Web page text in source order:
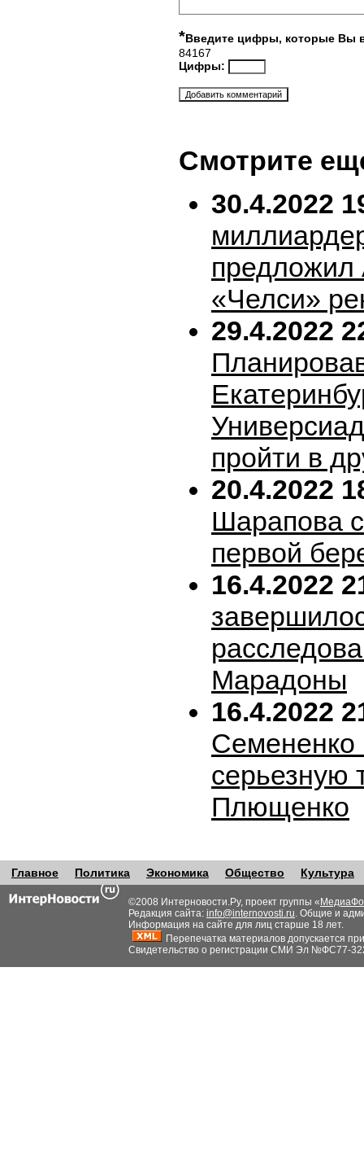
*Введите цифры, которые Вы
84167
Цифры:
Смотрите
30.4.2022
предложил
«Челси»
29.4.2022
пройти в
20.4.2022
Шарапова
первой
16.4.2022
Марадоны
16.4.2022
Семененко
серьезную
Плющенко
Главное Политика Экономика Общество Культура
©2008 Интерновости.Ру, проект группы «
Редакция сайта: info@internovosti.ru. Общие и
Информация на сайте для лиц старше 18 лет.
Перепечатка материалов допускается
Свидетельство о регистрации СМИ Эл №ФС77-